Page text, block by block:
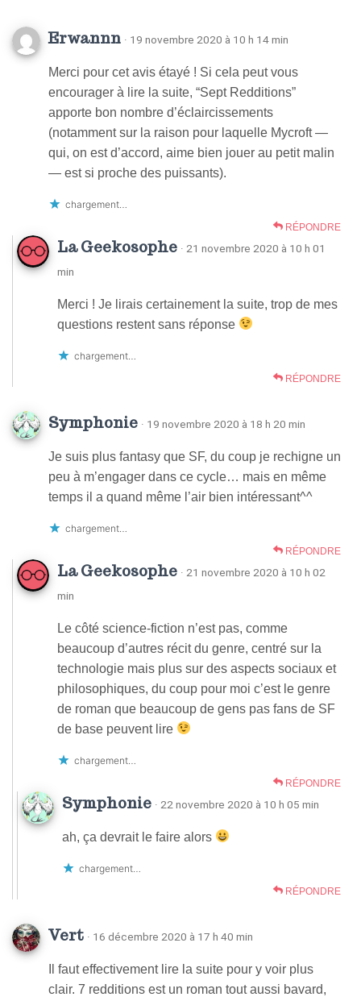
Erwannn · 19 novembre 2020 à 10 h 14 min
Merci pour cet avis étayé ! Si cela peut vous
encourager à lire la suite, “Sept Redditions”
apporte bon nombre d’éclaircissements
(notamment sur la raison pour laquelle Mycroft —
qui, on est d’accord, aime bien jouer au petit malin
— est si proche des puissants).
chargement…
RÉPONDRE
La Geekosophe · 21 novembre 2020 à 10 h 01
min
Merci ! Je lirais certainement la suite, trop de mes
questions restent sans réponse
chargement…
RÉPONDRE
Symphonie · 19 novembre 2020 à 18 h 20 min
Je suis plus fantasy que SF, du coup je rechigne un
peu à m’engager dans ce cycle… mais en même
temps il a quand même l’air bien intéressant^^
chargement…
RÉPONDRE
La Geekosophe · 21 novembre 2020 à 10 h 02
min
Le côté science-fiction n’est pas, comme
beaucoup d’autres récit du genre, centré sur la
technologie mais plus sur des aspects sociaux et
philosophiques, du coup pour moi c’est le genre
de roman que beaucoup de gens pas fans de SF
de base peuvent lire
chargement…
RÉPONDRE
Symphonie · 22 novembre 2020 à 10 h 05 min
ah, ça devrait le faire alors
chargement…
RÉPONDRE
Vert · 16 décembre 2020 à 17 h 40 min
Il faut effectivement lire la suite pour y voir plus
clair. 7 redditions est un roman tout aussi bavard,